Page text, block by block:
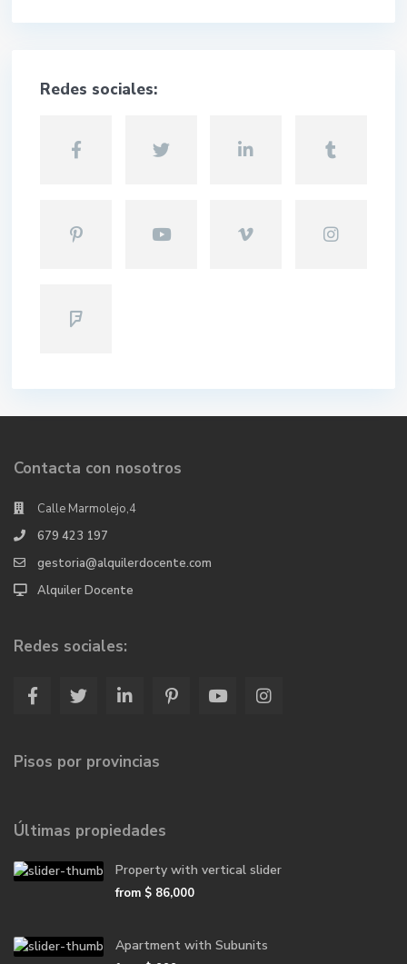
Redes sociales:
Contacta con nosotros
Calle Marmolejo,4
679 423 197
gestoria@alquilerdocente.com
Alquiler Docente
Redes sociales:
Pisos por provincias
Últimas propiedades
Property with vertical slider
from $ 86,000
Apartment with Subunits